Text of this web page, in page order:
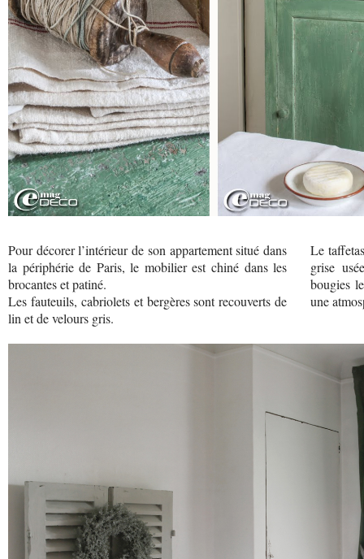
Pour décorer l’intérieur de son appartement situé dans
la périphérie de Paris, le mobilier est chiné dans les
brocantes et patiné.
Les fauteuils, cabriolets et bergères sont recouverts de
lin et de velours gris.
Le
grise
bougies
une